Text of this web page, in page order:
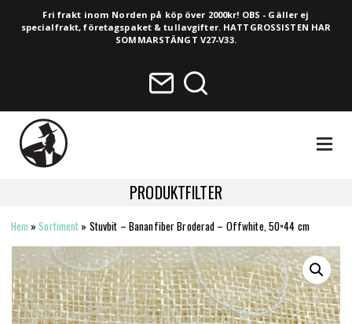
Fri frakt inom Norden på köp över 2000kr! OBS - Gäller ej
specialfrakt, företagspaket & tullavgifter. HATTGROSSISTEN HAR
SOMMARSTÄNGT V27-V33.
PRODUKTFILTER
HELA SORTIMENTET
NYHETER
VINTAGE
Hem »Sortiment » Stuvbit – Bananfiber Broderad – Offwhite, 50×44 cm